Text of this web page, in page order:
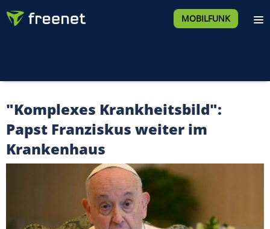
MOBILFUNK
"Komplexes Krankheitsbild":
Papst Franziskus weiter im
Krankenhaus